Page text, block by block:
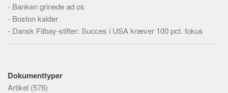
- Banken grinede ad os
- Boston kalder
- Dansk Fitbay-stifter: Succes i USA kræver 100 pct. fokus
Dokumenttyper
Artikel (576)